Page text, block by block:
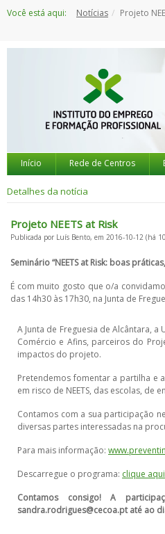
paraVocê está aqui: Notícias Projeto
Início Rede de Centros
Detalhes da notícia
Projeto NEETS at Risk
Publicada por Luís Bento, em 2016-10-12 (há
Seminário “NEETS at Risk: boas
É com muito gosto que o/a
das 14h30 às 17h30, na Junta de
A Junta de Freguesia de Alcântara, a
Comércio e Afins, parceiros do
impactos do projeto.
Pretendemos fomentar a partilha e
em risco de NEETS, das escolas,
Contamos com a sua participação
diversas partes interessadas na
Para mais informação:
Descarregue o programa: clique aqui
Contamos consigo! A
sandra.rodrigues@cecoa.pt até ao